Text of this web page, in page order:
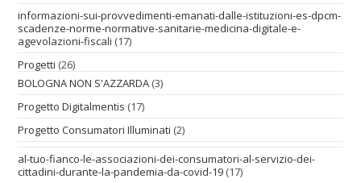
informazioni-sui-provvedimenti-emanati-dalle-istituzioni-es-dpcm-
scadenze-norme-normative-sanitarie-medicina-digitale-e-
agevolazioni-fiscali (17)
Progetti (26)
BOLOGNA NON S'AZZARDA (3)
Progetto Digitalmentis (17)
Progetto Consumatori Illuminati (2)
al-tuo-fianco-le-associazioni-dei-consumatori-al-servizio-dei-
cittadini-durante-la-pandemia-da-covid-19 (17)